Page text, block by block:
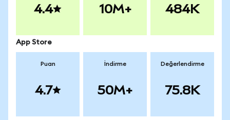
4.4 10M+ 484K
App Store
Puan
4.7
İndirme
50M+
Değerlendirme
75.8K